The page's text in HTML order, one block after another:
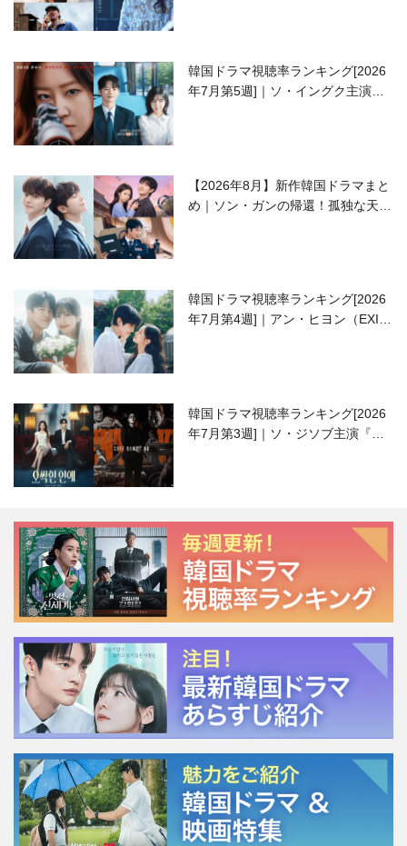
韓国ドラマ視聴率ランキング[2026
年7月第5週]｜ソ・イングク主演の
【2026年8月】新作韓国ドラマまと
め｜ソン・ガンの帰還！孤独な天才
韓国ドラマ視聴率ランキング[2026
年7月第4週]｜アン・ヒヨン（EXID
韓国ドラマ視聴率ランキング[2026
年7月第3週]｜ソ・ジソブ主演『エ